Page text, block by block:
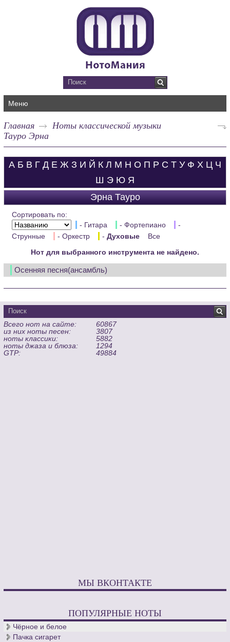
Меню
Главная
Ноты классической музыки
Тауро Эрна
А Б В Г Д Е Ж З И Й К Л М Н О П Р С Т У Ф Х Ц Ч
Ш Э Ю Я
Эрна Тауро
Сортировать по:
- Гитара
- Фортепиано
-
Струнные
- Оркестр -Духовые
Все
Нот для выбранного инструмента не найдено.
Осенняя песня(ансамбль)
Всего нот на сайте:
60867
из них ноты песен:
3807
ноты классики:
5882
ноты джаза и блюза:
1294
GTP:
49884
МЫ ВКОНТАКТЕ
ПОПУЛЯРНЫЕ НОТЫ
Чёрное и белое
Пачка сигарет